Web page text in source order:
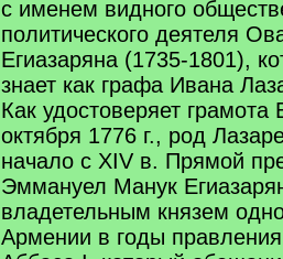
с именем видного
политического деятеля
Егиазаряна (1735-1801),
знает как графа Ивана
Как удостоверяет грамота
октября 1776 г., род
начало с ХIV в. Прямой
Эммануел Манук
владетельным князем
Армении в годы